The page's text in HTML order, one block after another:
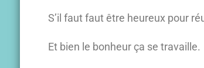
S’il faut faut être heureux pour
Et bien le bonheur ça se travaille.